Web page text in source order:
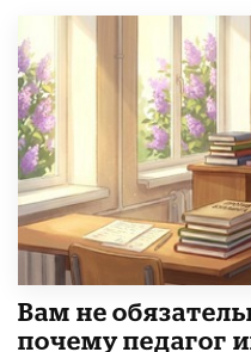
​Вам не
почему педагог